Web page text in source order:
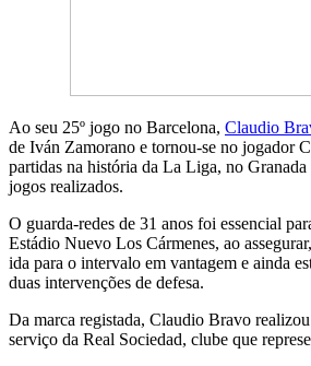
Ao seu 25º jogo no Barcelona, Claudio
de Iván Zamorano e tornou-se no jogador
partidas na história da La Liga, no
jogos realizados.
O guarda-redes de 31 anos foi essencial
Estádio Nuevo Los Cármenes, ao
ida para o intervalo em vantagem e ainda
duas intervenções de defesa.
Da marca registada, Claudio Bravo
serviço da Real Sociedad, clube que